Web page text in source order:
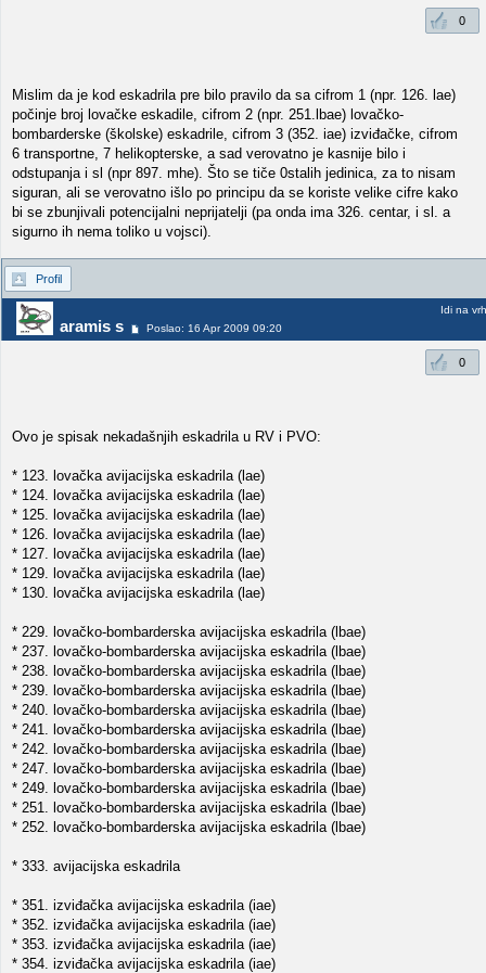
0
Mislim da je kod eskadrila pre bilo pravilo da sa cifrom 1 (npr. 126. lae)
počinje broj lovačke eskadile, cifrom 2 (npr. 251.lbae) lovačko-
bombarderske (školske) eskadrile, cifrom 3 (352. iae) izviđačke, cifrom
6 transportne, 7 helikopterske, a sad verovatno je kasnije bilo i
odstupanja i sl (npr 897. mhe). Što se tiče 0stalih jedinica, za to nisam
siguran, ali se verovatno išlo po principu da se koriste velike cifre kako
bi se zbunjivali potencijalni neprijatelji (pa onda ima 326. centar, i sl. a
sigurno ih nema toliko u vojsci).
Profil
aramis s Poslao: 16 Apr 2009 09:20
Idi na vrh
0
Ovo je spisak nekadašnjih eskadrila u RV i PVO:
* 123. lovačka avijacijska eskadrila (lae)
* 124. lovačka avijacijska eskadrila (lae)
* 125. lovačka avijacijska eskadrila (lae)
* 126. lovačka avijacijska eskadrila (lae)
* 127. lovačka avijacijska eskadrila (lae)
* 129. lovačka avijacijska eskadrila (lae)
* 130. lovačka avijacijska eskadrila (lae)
* 229. lovačko-bombarderska avijacijska eskadrila (lbae)
* 237. lovačko-bombarderska avijacijska eskadrila (lbae)
* 238. lovačko-bombarderska avijacijska eskadrila (lbae)
* 239. lovačko-bombarderska avijacijska eskadrila (lbae)
* 240. lovačko-bombarderska avijacijska eskadrila (lbae)
* 241. lovačko-bombarderska avijacijska eskadrila (lbae)
* 242. lovačko-bombarderska avijacijska eskadrila (lbae)
* 247. lovačko-bombarderska avijacijska eskadrila (lbae)
* 249. lovačko-bombarderska avijacijska eskadrila (lbae)
* 251. lovačko-bombarderska avijacijska eskadrila (lbae)
* 252. lovačko-bombarderska avijacijska eskadrila (lbae)
* 333. avijacijska eskadrila
* 351. izviđačka avijacijska eskadrila (iae)
* 352. izviđačka avijacijska eskadrila (iae)
* 353. izviđačka avijacijska eskadrila (iae)
* 354. izviđačka avijacijska eskadrila (iae)